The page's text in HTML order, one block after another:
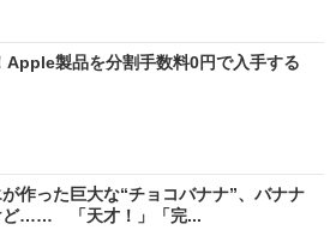
Apple製品を分割手数料0円で入手する
作った巨大な“チョコバナナ”、バナナ
ど…… 「天才！」「完...